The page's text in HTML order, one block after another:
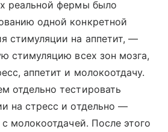
реальной фермы было
одной конкретной
стимуляции на аппетит, —
стимуляцию всех зон мозга,
аппетит и молокоотдачу.
отдельно тестировать
на стресс и отдельно —
молокоотдачей. После этого